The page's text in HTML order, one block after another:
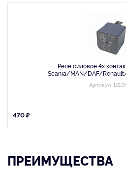
Реле силовое 4х
Scania/MAN/DAF/Renault/
Артикул:
470 ₽
ПРЕИМУЩЕСТВА